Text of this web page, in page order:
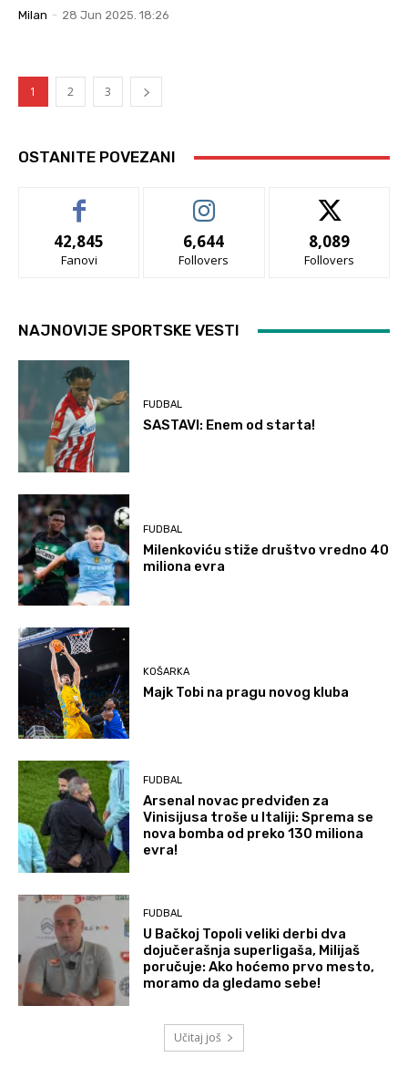
Milan - 28 Jun 2025. 18:26
1 2 3
OSTANITE POVEZANI
42,845
Fanovi
6,644
Follovers
8,089
Follovers
NAJNOVIJE SPORTSKE VESTI
FUDBAL
SASTAVI: Enem od starta!
FUDBAL
Milenkoviću stiže društvo vredno 40
miliona evra
KOŠARKA
Majk Tobi na pragu novog kluba
FUDBAL
Arsenal novac predviđen za
Vinisijusa troše u Italiji: Sprema se
nova bomba od preko 130 miliona
evra!
FUDBAL
U Bačkoj Topoli veliki derbi dva
dojučerašnja superligaša, Milijaš
poručuje: Ako hoćemo prvo mesto,
moramo da gledamo sebe!
Učitaj još